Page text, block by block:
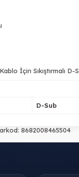
İçin Sıkıştırmalı
D-Sub
8682008465504